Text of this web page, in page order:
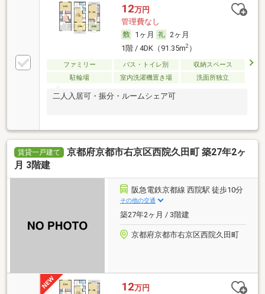
12万円
管理費なし
1ヶ月
2ヶ月
1階 / 4DK（91.35m2）
ファミリー バス・トイレ別
収納スペース
駐輪場
室内洗濯機置き場 洗面所独立
二人入居可・振分・ルームシェア可
賃貸一戸建て
京都府京都市右京区西院久田町 築27年2ヶ
月 3階建
阪急電鉄京都線 西院駅 徒歩10分
その他の交通
築27年2ヶ月 / 3階建
京都府京都市右京区西院久田町
12万円